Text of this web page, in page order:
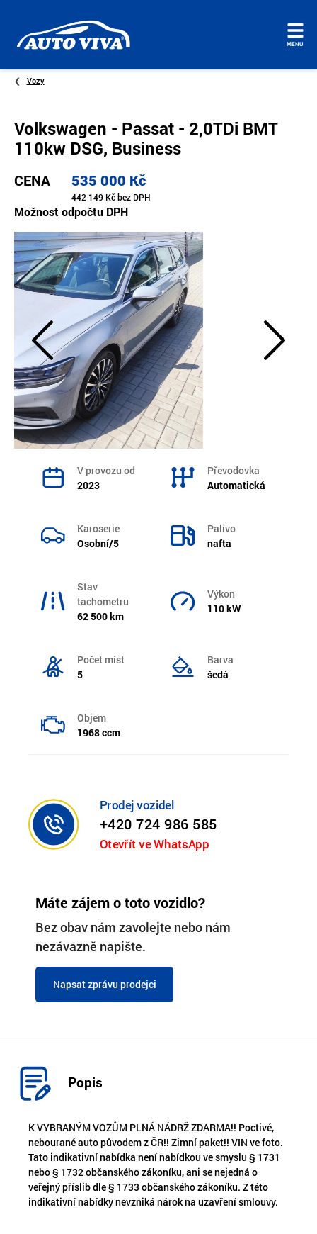
Úvodní
MENU
Vozy
Volkswagen - Passat - 2,0TDi BMT
110kw DSG, Business
CENA 535 000 Kč
442 149 Kč bez DPH
Možnost odpočtu DPH
V provozu od
2023
Převodovka
Automatická
Karoserie
Osobní/5
Palivo
nafta
Stav
tachometru
62 500 km
Výkon
110 kW
Počet míst
5
Barva
šedá
Objem
1968 ccm
Prodej vozidel
+420 724 986 585
Otevřít ve WhatsApp
Máte zájem o toto vozidlo?
Bez obav nám zavolejte nebo nám
nezávazně napište.
Napsat zprávu prodejci
Popis
K VYBRANÝM VOZŮM PLNÁ NÁDRŽ ZDARMA!! Poctivé,
nebourané auto původem z ČR!! Zimní paket!! VIN ve foto.
Tato indikativní nabídka není nabídkou ve smyslu § 1731
nebo § 1732 občanského zákoníku, ani se nejedná o
veřejný příslib dle § 1733 občanského zákoníku. Z této
indikativní nabídky nevzniká nárok na uzavření smlouvy.